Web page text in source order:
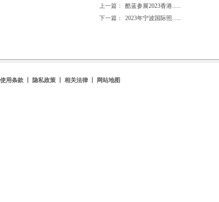
上一篇：
酷蓝参展2023香港......
下一篇：
2023年宁波国际照......
使用条款 丨 隐私政策 丨 相关法律 丨 网站地图